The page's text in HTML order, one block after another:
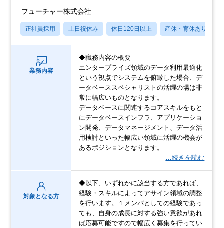
フューチャー株式会社
正社員採用 土日祝休み 休日120日以上 産休・育休あり
業務内容
◆職務内容の概要
エンタープライズ領域のデータ利用最適化
という視点でシステムを俯瞰した場合、デ
ータベーススペシャリストの活躍の場は非
常に幅広いものとなります。
データベースに関連するコアスキルをもと
にデータベースインフラ、アプリケーショ
ン開発、データマネージメント、データ活
用検討といった幅広い領域に活躍の機会が
あるポジションとなります。
…続きを読む
対象となる方
◆以下、いずれかに該当する方であれば、
経験・スキルによってアサイン領域の調整
を行います。１メンバとしての経験であっ
ても、自身の成長に対する強い意欲があれ
ば応募可能ですので幅広く募集を行ってい